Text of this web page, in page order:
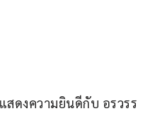
สดงความยินดีกับ อรวรร